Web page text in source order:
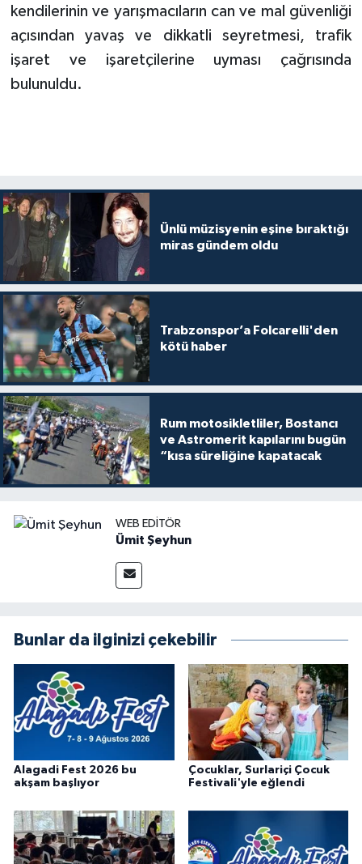
kendilerinin ve yarışmacıların can ve mal güvenliği
açısından yavaş ve dikkatli seyretmesi, trafik
işaret ve işaretçilerine uyması çağrısında
bulunuldu.
Ünlü müzisyenin eşine bıraktığı
miras gündem oldu
Trabzonspor’a Folcarelli'den
kötü haber
Rum motosikletliler, Bostancı
ve Astromerit kapılarını bugün
“kısa süreliğine kapatacak
WEB EDITÖR
Ümit Şeyhun
Bunlar da ilginizi çekebilir
Alagadi Fest 2026 bu
akşam başlıyor
Çocuklar, Surlariçi Çocuk
Festivali'yle eğlendi